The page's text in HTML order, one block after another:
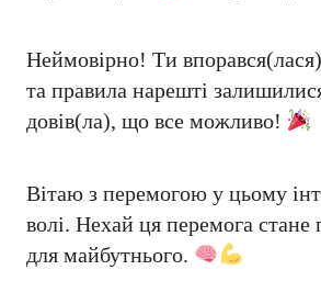
Неймовірно! Ти
та правила нарешті
довів(ла), що все можливо!
Вітаю з перемогою у цьому
волі. Нехай ця перемога
для майбутнього.